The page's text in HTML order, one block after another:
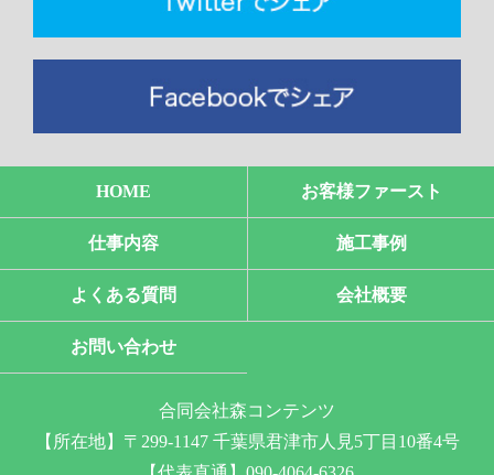
HOME お客様ファースト
仕事内容 施工事例
よくある質問 会社概要
お問い合わせ
合同会社森コンテンツ
【所在地】〒299-1147 千葉県君津市人見5丁目10番4号